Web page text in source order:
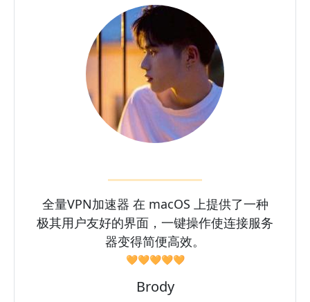
全量VPN加速器 在 macOS 上提供了一种
极其用户友好的界面，一键操作使连接服务
器变得简便高效。
🧡🧡🧡🧡🧡
Brody